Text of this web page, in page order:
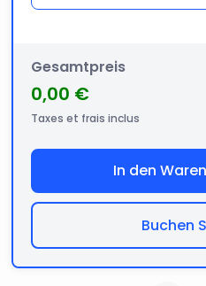
Gesamtpreis
0,00 €
Taxes et frais inclus
In den
Buchen